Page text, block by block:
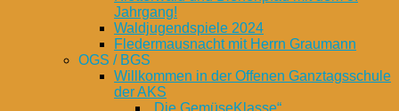
Jahrgang!
Waldjugendspiele 2024
Fledermausnacht mit Herrn Graumann
OGS / BGS
Willkommen in der Offenen Ganztagsschule
der AKS
„Die GemüseKlasse“